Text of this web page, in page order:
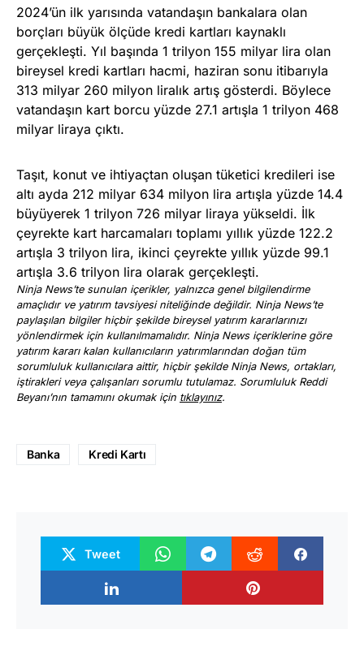
2024’ün ilk yarısında vatandaşın bankalara olan
borçları büyük ölçüde kredi kartları kaynaklı
gerçekleşti. Yıl başında 1 trilyon 155 milyar lira olan
bireysel kredi kartları hacmi, haziran sonu itibarıyla
313 milyar 260 milyon liralık artış gösterdi. Böylece
vatandaşın kart borcu yüzde 27.1 artışla 1 trilyon 468
milyar liraya çıktı.
Taşıt, konut ve ihtiyaçtan oluşan tüketici kredileri ise
altı ayda 212 milyar 634 milyon lira artışla yüzde 14.4
büyüyerek 1 trilyon 726 milyar liraya yükseldi. İlk
çeyrekte kart harcamaları toplamı yıllık yüzde 122.2
artışla 3 trilyon lira, ikinci çeyrekte yıllık yüzde 99.1
artışla 3.6 trilyon lira olarak gerçekleşti.
Ninja News’te sunulan içerikler, yalnızca genel bilgilendirme
amaçlıdır ve yatırım tavsiyesi niteliğinde değildir. Ninja News’te
paylaşılan bilgiler hiçbir şekilde bireysel yatırım kararlarınızı
yönlendirmek için kullanılmamalıdır. Ninja News içeriklerine göre
yatırım kararı kalan kullanıcıların yatırımlarından doğan tüm
sorumluluk kullanıcılara aittir, hiçbir şekilde Ninja News, ortakları,
iştirakleri veya çalışanları sorumlu tutulamaz. Sorumluluk Reddi
Beyanı’nın tamamını okumak için tıklayınız.
Banka Kredi Kartı
Tweet